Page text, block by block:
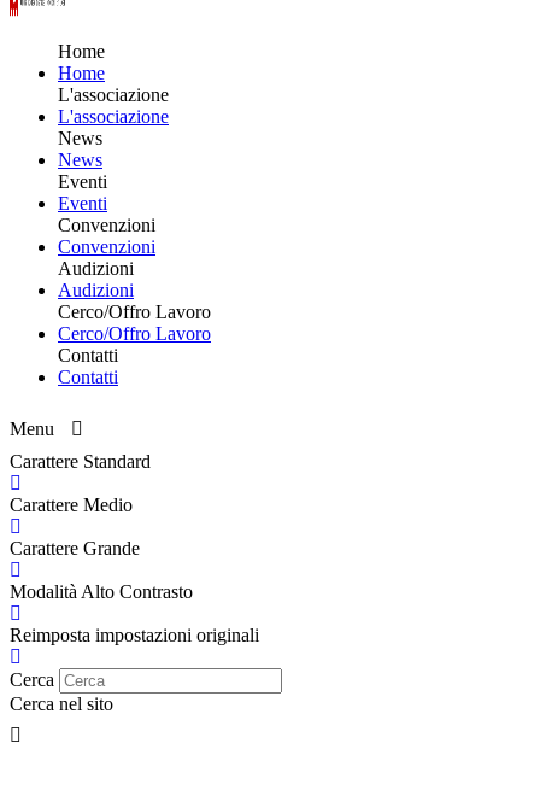
Home
Home
L'associazione
L'associazione
News
News
Eventi
Eventi
Convenzioni
Convenzioni
Audizioni
Audizioni
Cerco/Offro Lavoro
Cerco/Offro Lavoro
Contatti
Contatti
Menu
Carattere Standard
Carattere Medio
Carattere Grande
Modalità Alto Contrasto
Reimposta impostazioni originali
Cerca
Cerca nel sito